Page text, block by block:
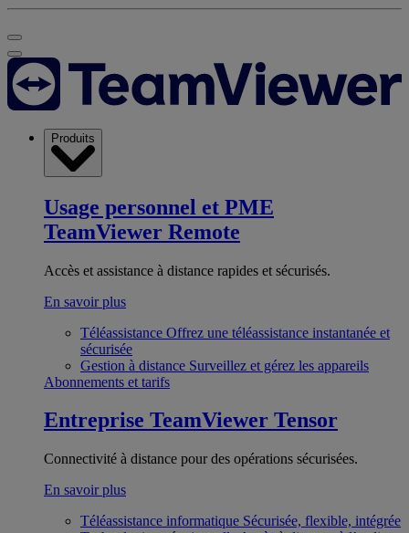
Produits
Usage personnel et PME
TeamViewer Remote
Accès et assistance à distance rapides et sécurisés.
En savoir plus
Téléassistance Offrez une téléassistance instantanée et
sécurisée
Gestion à distance Surveillez et gérez les appareils
Abonnements et tarifs
Entreprise TeamViewer Tensor
Connectivité à distance pour des opérations sécurisées.
En savoir plus
Téléassistance informatique Sécurisée, flexible, intégrée